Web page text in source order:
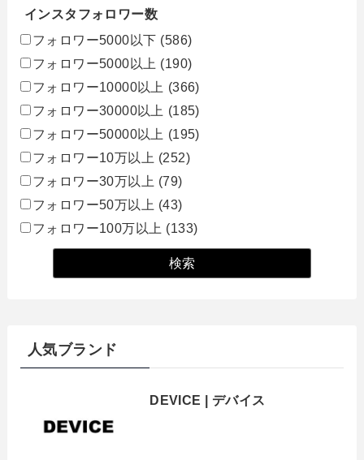
インスタフォロワー数
フォロワー5000以下 (586)
フォロワー5000以上 (190)
フォロワー10000以上 (366)
フォロワー30000以上 (185)
フォロワー50000以上 (195)
フォロワー10万以上 (252)
フォロワー30万以上 (79)
フォロワー50万以上 (43)
フォロワー100万以上 (133)
人気ブランド
DEVICE | デバイス